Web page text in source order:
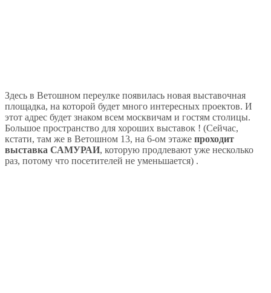
Здесь в Ветошном переулке появилась новая выставочная
площадка, на которой будет много интересных проектов. И
этот адрес будет знаком всем москвичам и гостям столицы.
Большое пространство для хороших выставок ! (Сейчас,
кстати, там же в Ветошном 13, на 6-ом этаже проходит
выставка САМУРАИ, которую продлевают уже несколько
раз, потому что посетителей не уменьшается) .